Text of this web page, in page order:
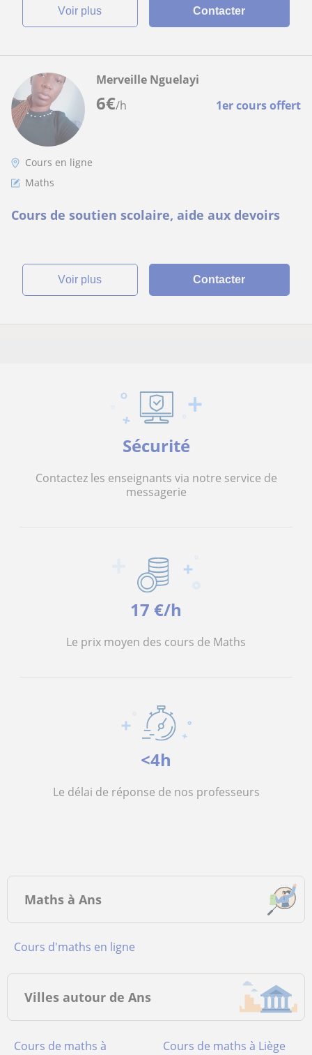
voir plus Contacter
6€/h 1er cours offert
Merveille Nguelayi
Cours en ligne
Maths
Cours de soutien scolaire, aide aux devoirs
voir plus Contacter
Sécurité
Contactez les enseignants via notre service de
messagerie
17 €/h
Le prix moyen des cours de Maths
<4h
Le délai de réponse de nos professeurs
Maths à Ans
Cours d'maths en ligne
Villes autour de Ans
Cours de maths à
Cours de maths à Liège